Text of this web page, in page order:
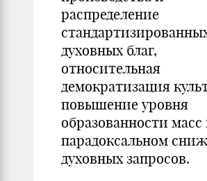
распределение
духовных благ,
относительная
демократизация
повышение уровня
образованности
парадоксальном
духовных запросов.